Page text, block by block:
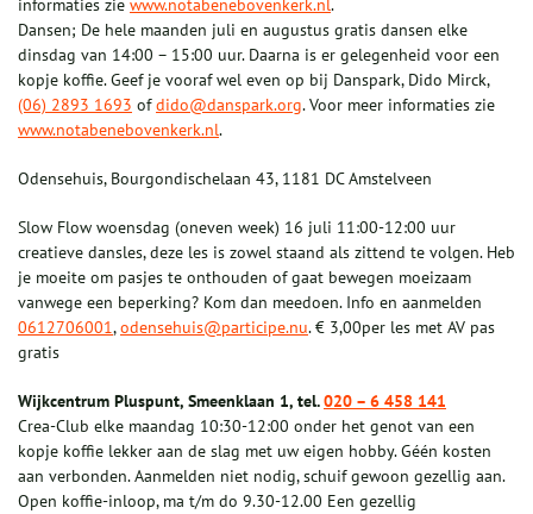
informaties zie www.notabenebovenkerk.nl.
Dansen; De hele maanden juli en augustus gratis dansen elke
dinsdag van 14:00 – 15:00 uur. Daarna is er gelegenheid voor een
kopje koffie. Geef je vooraf wel even op bij Danspark, Dido Mirck,
(06) 2893 1693 ofdido@danspark.org. Voor meer informaties zie
www.notabenebovenkerk.nl.
Odensehuis, Bourgondischelaan 43, 1181 DC Amstelveen
Slow Flow woensdag (oneven week) 16 juli 11:00-12:00 uur
creatieve dansles, deze les is zowel staand als zittend te volgen. Heb
je moeite om pasjes te onthouden of gaat bewegen moeizaam
vanwege een beperking? Kom dan meedoen. Info en aanmelden
0612706001,odensehuis@participe.nu. € 3,00per les met AV pas
gratis
Wijkcentrum Pluspunt, Smeenklaan 1, tel.020 – 6 458 141
Crea-Club elke maandag 10:30-12:00 onder het genot van een
kopje koffie lekker aan de slag met uw eigen hobby. Géén kosten
aan verbonden. Aanmelden niet nodig, schuif gewoon gezellig aan.
Open koffie-inloop, ma t/m do 9.30-12.00 Een gezellig